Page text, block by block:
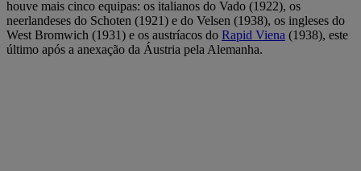
houve mais cinco equipas: os italianos do Vado (1922), os
neerlandeses do Schoten (1921) e do Velsen (1938), os ingleses do
West Bromwich (1931) e os austríacos do Rapid Viena (1938), este
último após a anexação da Áustria pela Alemanha.